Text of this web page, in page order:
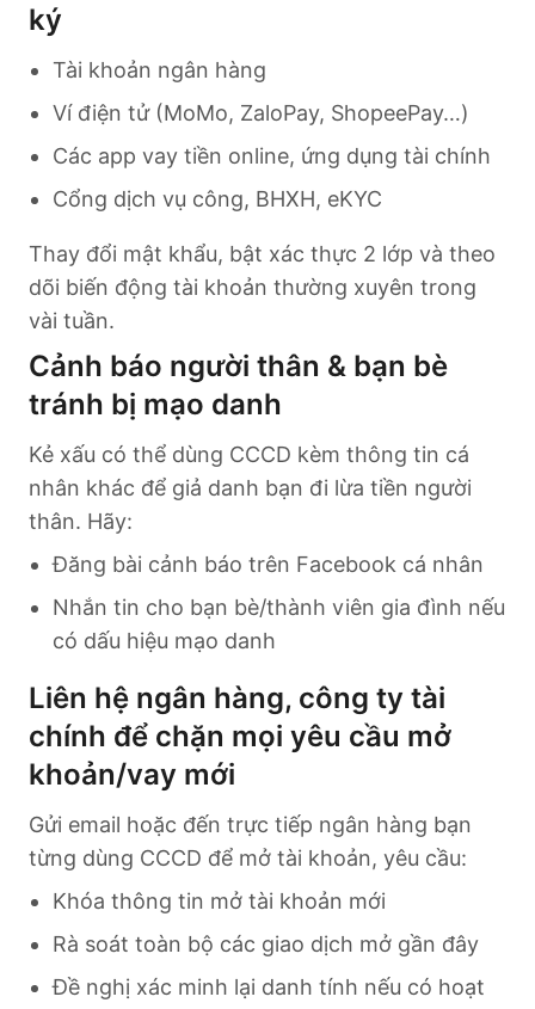
ký
Tài khoản ngân hàng
Ví điện tử (MoMo, ZaloPay, ShopeePay…)
Các app vay tiền online, ứng dụng tài chính
Cổng dịch vụ công, BHXH, eKYC
Thay đổi mật khẩu, bật xác thực 2 lớp và theo
dõi biến động tài khoản thường xuyên trong
vài tuần.
Cảnh báo người thân & bạn bè
tránh bị mạo danh
Kẻ xấu có thể dùng CCCD kèm thông tin cá
nhân khác để giả danh bạn đi lừa tiền người
thân. Hãy:
Đăng bài cảnh báo trên Facebook cá nhân
Nhắn tin cho bạn bè/thành viên gia đình nếu
có dấu hiệu mạo danh
Liên hệ ngân hàng, công ty tài
chính để chặn mọi yêu cầu mở
khoản/vay mới
Gửi email hoặc đến trực tiếp ngân hàng bạn
từng dùng CCCD để mở tài khoản, yêu cầu:
Khóa thông tin mở tài khoản mới
Rà soát toàn bộ các giao dịch mở gần đây
Đề nghị xác minh lại danh tính nếu có hoạt